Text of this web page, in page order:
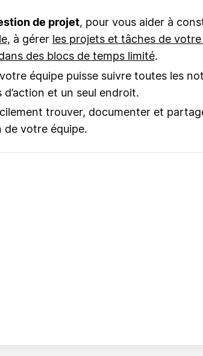
de projet, pour vous aider à
, à gérer les projets et tâches de votre
des blocs de temps limité.
équipe puisse suivre toutes les
et un seul endroit.
trouver, documenter et
de votre équipe.